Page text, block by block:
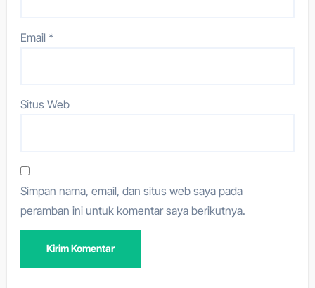
Email*
Situs Web
Simpan nama, email, dan situs web saya pada
peramban ini untuk komentar saya berikutnya.